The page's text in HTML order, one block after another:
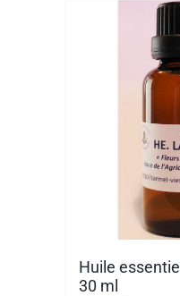
Huile
30 ml